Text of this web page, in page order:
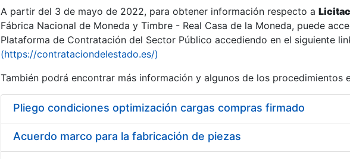
Erakutsi/Ezkutatu
Erakutsi/Ezkutatu
Erakutsi/Ezkutatu
A partir del 3 de mayo de 2022, para obtener información respecto a
Fábrica Nacional de Moneda y Timbre - Real Casa de la Moneda, puede
Plataforma de Contratación del Sector Público accediendo en el siguiente
(https://contrataciondelestado.es/)
También podrá encontrar más información y algunos de los procedimientos
Pliego condiciones optimización cargas compras firmado
Acuerdo marco para la fabricación de piezas